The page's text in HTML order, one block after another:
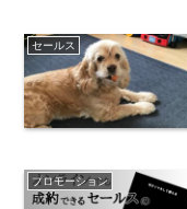
セールス
プロモーション